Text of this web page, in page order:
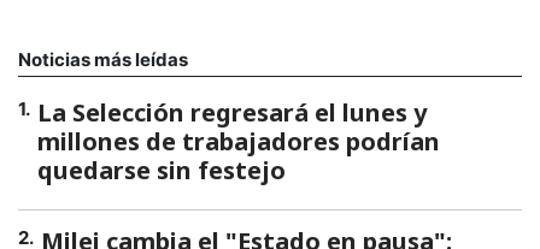
Noticias más leídas
1. La Selección regresará el lunes y
millones de trabajadores podrían
quedarse sin festejo
2. Milei cambia el "Estado en pausa":